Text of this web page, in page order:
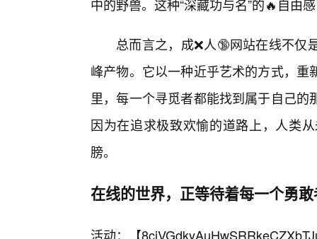
中的野兽。这种“深藏功与名”的🔥自由
总而言之，成❌人🔞网站在线不
峰产物。它以一种近乎艺术的方式，
里，每一个寻觅者都能找到属于自己
因为在追求极致欢愉的道路上，人类
膀。
在线的世界，正等待着每一个勇
活动：【